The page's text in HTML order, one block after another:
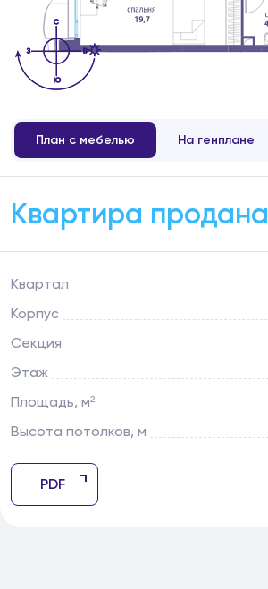
План с мебелью На генплане
Квартал
Корпус
Секция
Этаж
Площадь, м²
Высота потолков, м
PDF
Квартира продана